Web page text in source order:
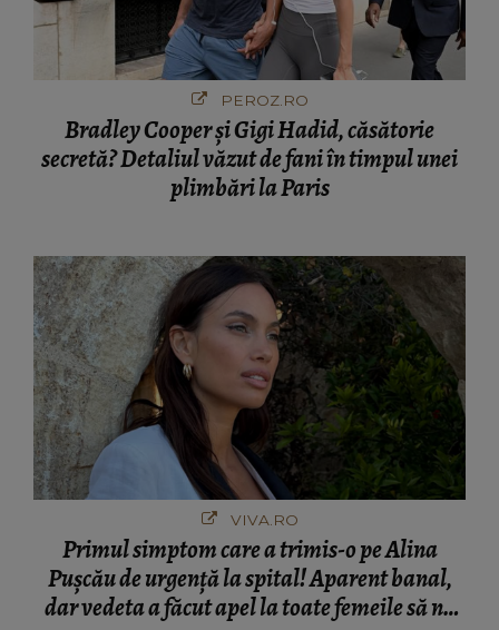
PEROZ.RO
Bradley Cooper și Gigi Hadid, căsătorie
secretă? Detaliul văzut de fani în timpul unei
plimbări la Paris
VIVA.RO
Primul simptom care a trimis-o pe Alina
Pușcău de urgență la spital! Aparent banal,
dar vedeta a făcut apel la toate femeile să nu